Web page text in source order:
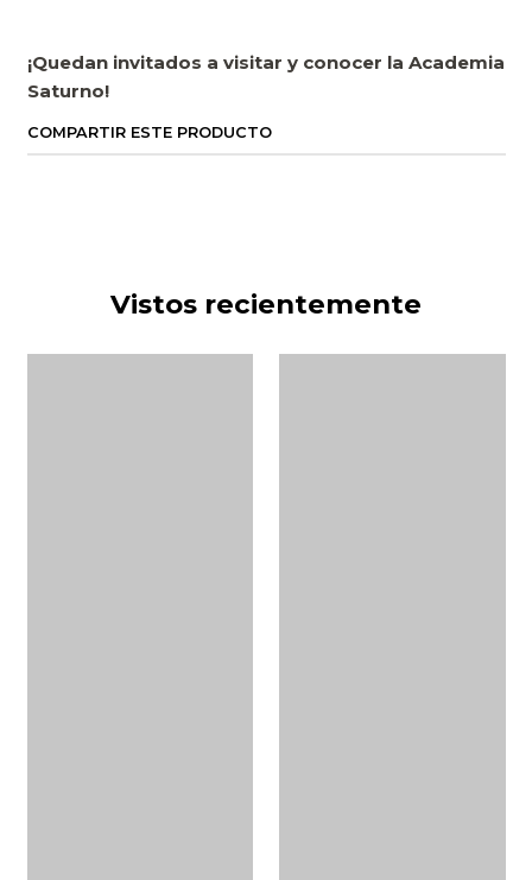
¡Quedan invitados a visitar y conocer la Academia
Saturno!
COMPARTIR ESTE PRODUCTO
Vistos recientemente